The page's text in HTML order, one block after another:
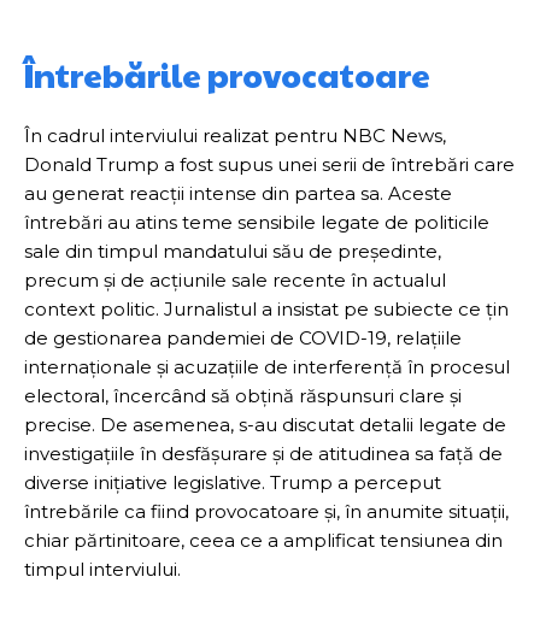
Întrebările provocatoare
În cadrul interviului realizat pentru NBC News,
Donald Trump a fost supus unei serii de întrebări care
au generat reacții intense din partea sa. Aceste
întrebări au atins teme sensibile legate de politicile
sale din timpul mandatului său de președinte,
precum și de acțiunile sale recente în actualul
context politic. Jurnalistul a insistat pe subiecte ce țin
de gestionarea pandemiei de COVID-19, relațiile
internaționale și acuzațiile de interferență în procesul
electoral, încercând să obțină răspunsuri clare și
precise. De asemenea, s-au discutat detalii legate de
investigațiile în desfășurare și de atitudinea sa față de
diverse inițiative legislative. Trump a perceput
întrebările ca fiind provocatoare și, în anumite situații,
chiar părtinitoare, ceea ce a amplificat tensiunea din
timpul interviului.